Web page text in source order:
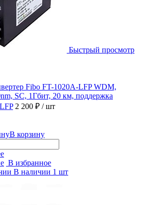
Быстрый просмотр
Fibo FT-1020A-LFP WDM,
SC, 1Гбит, 20 км, поддержка
2 200 ₽ / шт
В корзину
В избранное
В наличии 1 шт